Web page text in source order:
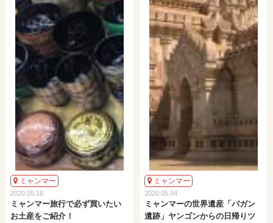
ミャンマー
2020.05.18
ミャンマー旅行で必ず買いたい
お土産をご紹介！
ミャンマー
2020.05.04
ミャンマーの世界遺産「バガン
遺跡」ヤンゴンからの日帰りツ